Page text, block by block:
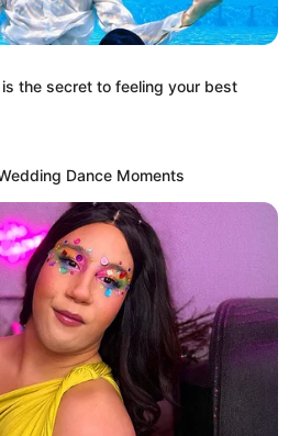
the secret to feeling your best
Dance Moments